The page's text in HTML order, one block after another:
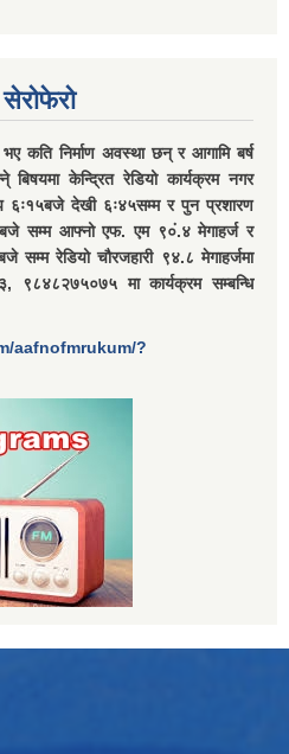
कति निर्माण अवस्था छन् र आगामि बर्ष
केन्द्रित रेडियो कार्यक्रम नगर
६ः१५बजे देखी ६ः४५सम्म र पुन प्रशारण
बजे सम्म आफ्नो एफ. एम ९०ं.४ मेगाहर्ज र
सम्म रेडियो चौरजहारी ९४.८ मेगाहर्जमा
९८४८२७५०७५ मा कार्यक्रम सम्बन्धि
aafnofmrukum/?